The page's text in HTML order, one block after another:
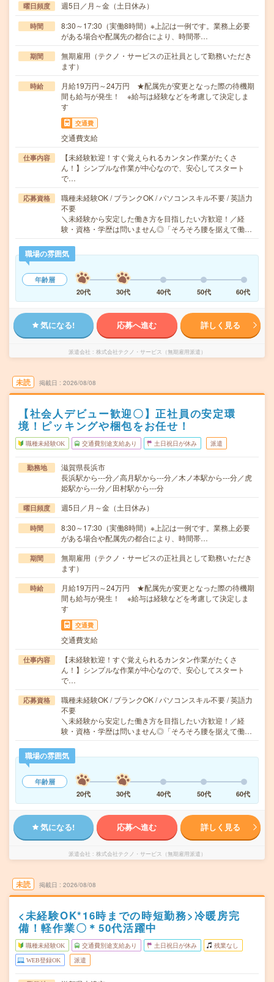
曜日頻度 週5日／月～金（土日休み）
時間
8:30～17:30（実働8時間）※上記は一例です。業務上必要
がある場合や配属先の都合により、時間帯…
期間
無期雇用（テクノ・サービスの正社員として勤務いただき
ます）
時給
月給19万円～24万円 ★配属先が変更となった際の待機期
間も給与が発生！ ※給与は経験などを考慮して決定しま
す
交通費
交通費支給
仕事内容
【未経験歓迎！すぐ覚えられるカンタン作業がたくさ
ん！】シンプルな作業が中心なので、安心してスタート
で…
応募資格
職種未経験OK / ブランクOK / パソコンスキル不要 / 英語力
不要
＼未経験から安定した働き方を目指したい方歓迎！／経
験・資格・学歴は問いません◎「そろそろ腰を据えて働…
職場の雰囲気
年齢層
20代
30代 40代 50代 60代
気になる! 応募へ進む 詳しく見る
派遣会社 株式会社テクノ・サービス（無期雇用派遣）
未読 掲載日 2026/08/08
【社会人デビュー歓迎〇】正社員の安定環
境！ピッキングや梱包をお任せ！
職種未経験OK 交通費別途支給あり 土日祝日が休み 派遣
勤務地
滋賀県長浜市
長浜駅から---分／高月駅から---分／木ノ本駅から---分／虎
姫駅から---分／田村駅から---分
曜日頻度 週5日／月～金（土日休み）
時間
8:30～17:30（実働8時間）※上記は一例です。業務上必要
がある場合や配属先の都合により、時間帯…
期間
無期雇用（テクノ・サービスの正社員として勤務いただき
ます）
時給
月給19万円～24万円 ★配属先が変更となった際の待機期
間も給与が発生！ ※給与は経験などを考慮して決定しま
す
交通費
交通費支給
仕事内容
【未経験歓迎！すぐ覚えられるカンタン作業がたくさ
ん！】シンプルな作業が中心なので、安心してスタート
で…
応募資格
職種未経験OK / ブランクOK / パソコンスキル不要 / 英語力
不要
＼未経験から安定した働き方を目指したい方歓迎！／経
験・資格・学歴は問いません◎「そろそろ腰を据えて働…
職場の雰囲気
年齢層
20代
30代 40代 50代 60代
気になる! 応募へ進む 詳しく見る
派遣会社 株式会社テクノ・サービス（無期雇用派遣）
未読 掲載日 2026/08/08
<未経験OK*16時までの時短勤務>冷暖房完
備！軽作業〇＊50代活躍中
職種未経験OK 交通費別途支給あり 土日祝日が休み 残業なし
WEB登録OK 派遣